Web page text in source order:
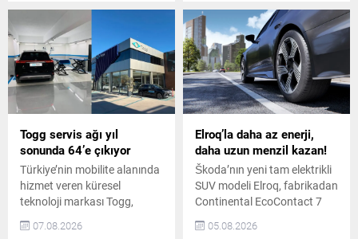
performansındaki güçlü
yükselişini temmuz ayında
da sürdürdü. Markanın
temmuz ayındaki küresel
satışları, geçen yılın aynı
dönemine göre %148,9
artarak 69 bin 739 adede
ulaştı. Böylece OMODA |
JAECOO, üst üste...
ralli, beşinci durağı olan
Pamukkale’ye ulaştı.
Katılımcılar, yolculuk
boyunca kültürel keşifleri ve
iyilik duraklarında
gerçekleştirilen sosyal fayda
odaklı etkinlikleri bir araya
getirdi. Anadolu Dostluk
Rallisi’nin İlk Yarı Etabı
Tamamlandı TÜVTÜRK ve...
Togg servis ağı yıl
sonunda 64’e çıkıyor
Türkiye’nin mobilite alanında
hizmet veren küresel
teknoloji markası Togg,
temmuz ayı sonu itibarıyla
11 yeni servis noktası açarak
07.08.2026
Elroq’la daha az enerji,
daha uzun menzil kazan!
Škoda’nın yeni tam elektrikli
SUV modeli Elroq, fabrikadan
Continental EcoContact 7
lastikleriyle çıkıyor. Golf
topundan ilham alan
05.08.2026